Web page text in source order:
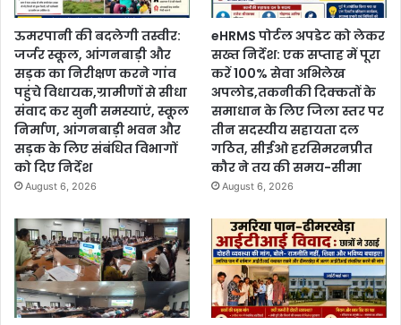
ऊमरपानी की बदलेगी तस्वीर:
जर्जर स्कूल, आंगनबाड़ी और
सड़क का निरीक्षण करने गांव
पहुंचे विधायक,ग्रामीणों से सीधा
संवाद कर सुनी समस्याएं, स्कूल
निर्माण, आंगनबाड़ी भवन और
सड़क के लिए संबंधित विभागों
को दिए निर्देश
August 6, 2026
eHRMS पोर्टल अपडेट को लेकर
सख्त निर्देश: एक सप्ताह में पूरा
करें 100% सेवा अभिलेख
अपलोड,तकनीकी दिक्कतों के
समाधान के लिए जिला स्तर पर
तीन सदस्यीय सहायता दल
गठित, सीईओ हरसिमरनप्रीत
कौर ने तय की समय-सीमा
August 6, 2026